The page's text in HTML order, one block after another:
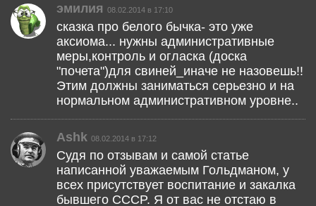
эмилия 08.02.2014 в 17:10
сказка про белого бычка- это уже
аксиома... нужны административные
меры,контроль и огласка (доска
"почета")для свиней_иначе не назовешь!!
Этим должны заниматься серьезно и на
нормальном административном уровне..
Ashk 08.02.2014 в 17:12
Судя по отзывам и самой статье
написанной уважаемым Гольдманом, у
всех присутствует воспитание и закалка
бывшего CCCP. Я от вас не отстаю в